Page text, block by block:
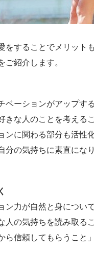
をすることでメリット
ご紹介します。
ベーションがアップす
きな人のことを考える
ンに関わる部分も活性
分の気持ちに素直にな
ン力が自然と身につい
人の気持ちを読み取る
ら信頼してもらうこと